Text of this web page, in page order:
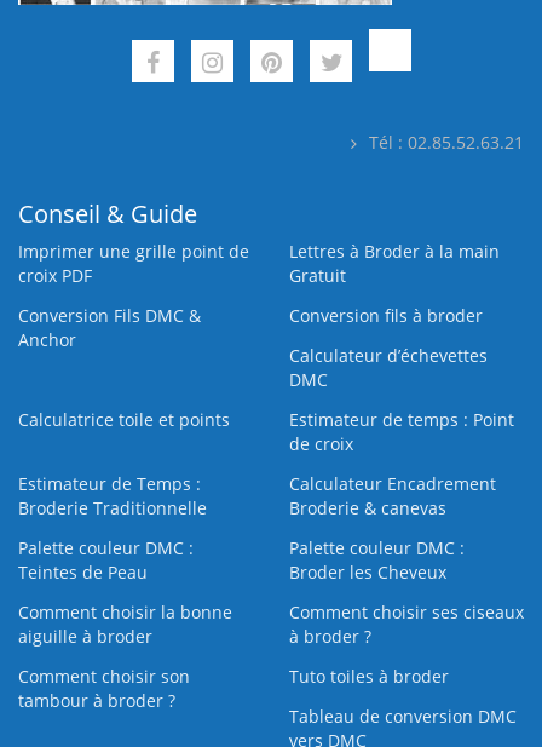
Tél : 02.85.52.63.21
Conseil & Guide
Imprimer une grille point de
croix PDF
Lettres à Broder à la main
Gratuit
Conversion Fils DMC &
Anchor
Conversion fils à broder
Calculateur d’échevettes
DMC
Calculatrice toile et points
Estimateur de temps : Point
de croix
Estimateur de Temps :
Broderie Traditionnelle
Calculateur Encadrement
Broderie & canevas
Palette couleur DMC :
Teintes de Peau
Palette couleur DMC :
Broder les Cheveux
Comment choisir la bonne
aiguille à broder
Comment choisir ses ciseaux
à broder ?
Comment choisir son
tambour à broder ?
Tuto toiles à broder
Tableau de conversion DMC
vers DMC